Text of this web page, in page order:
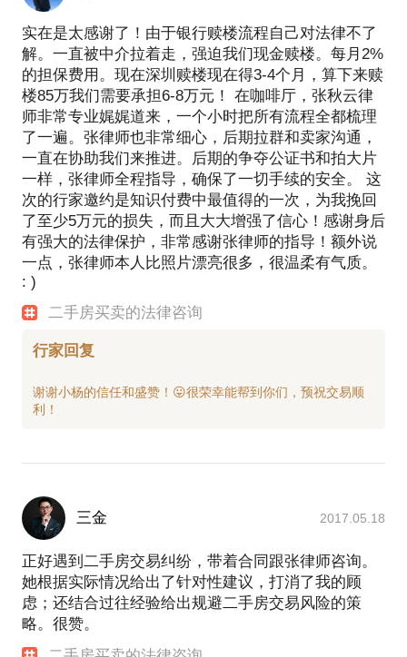
实在是太感谢了！由于银行赎楼流程自己对法律不了
解。一直被中介拉着走，强迫我们现金赎楼。每月2%
的担保费用。现在深圳赎楼现在得3-4个月，算下来赎
楼85万我们需要承担6-8万元！ 在咖啡厅，张秋云律
师非常专业娓娓道来，一个小时把所有流程全都梳理
了一遍。张律师也非常细心，后期拉群和卖家沟通，
一直在协助我们来推进。后期的争夺公证书和拍大片
一样，张律师全程指导，确保了一切手续的安全。 这
次的行家邀约是知识付费中最值得的一次，为我挽回
了至少5万元的损失，而且大大增强了信心！感谢身后
有强大的法律保护，非常感谢张律师的指导！额外说
一点，张律师本人比照片漂亮很多，很温柔有气质。
: )
二手房买卖的法律咨询
行家回复
谢谢小杨的信任和盛赞！😛很荣幸能帮到你们，预祝交易顺
三金 2017.05.18
正好遇到二手房交易纠纷，带着合同跟张律师咨询。
她根据实际情况给出了针对性建议，打消了我的顾
虑；还结合过往经验给出规避二手房交易风险的策
略。很赞。